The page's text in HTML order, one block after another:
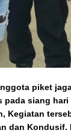
piket
siang
Kegiatan
dan Kondusif.